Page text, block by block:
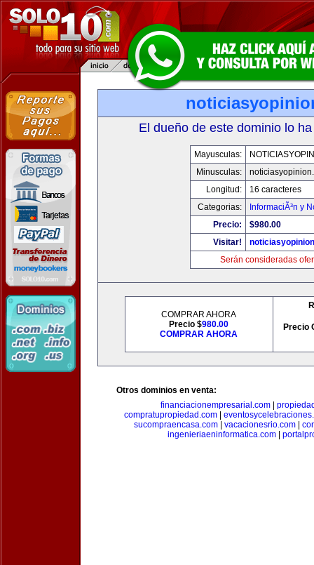
El dueño de este dominio lo
Mayusculas:
Minusculas:
Longitud:
16 caracteres
Categorias:
InformaciÃ³n y
Precio:
$980.00
Visitar!
Serán consideradas
COMPRAR AHORA
Precio $980.00
COMPRAR AHORA
Precio
Otros dominios en venta:
financiacionempresarial.com
compratupropiedad.com
sucompraencasa.com| vacacionesrio.com|
ingenieriaeninformatica.com|